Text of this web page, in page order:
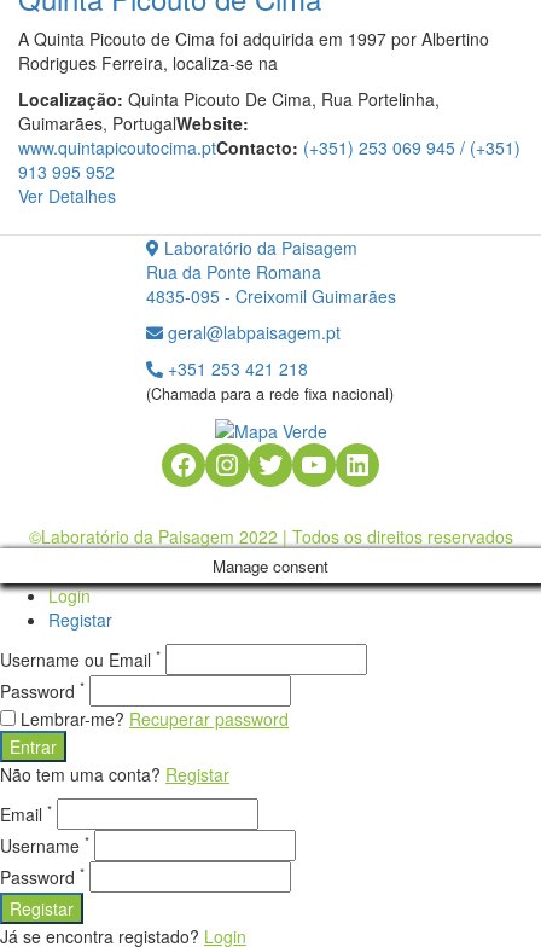
A Quinta Picouto de Cima foi adquirida em 1997 por Albertino
Rodrigues Ferreira, localiza-se na
Localização: Quinta Picouto De Cima, Rua Portelinha,
Guimarães, PortugalWebsite:
www.quintapicoutocima.ptContacto: (+351) 253 069 945 / (+351)
913 995 952
Ver Detalhes
Laboratório da Paisagem
Rua da Ponte Romana
4835-095 - Creixomil Guimarães
geral@labpaisagem.pt
+351 253 421 218
(Chamada para a rede fixa nacional)
Facebook
Instagram
TwitterYouTube
LinkedIn
©Laboratório da Paisagem 2022 | Todos os direitos reservados
Manage consent
Login
Registar
Username ou Email *
Password *
Lembrar-me? Recuperar password
Entrar
Não tem uma conta? Registar
Email *
Username *
Password *
Registar
Já se encontra registado? Login